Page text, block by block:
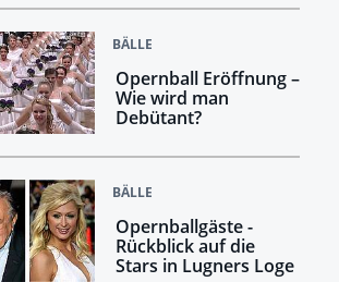
BÄLLE
Opernball Eröffnung –
Wie wird man
Debütant?
BÄLLE
Opernballgäste -
Rückblick auf die
Stars in Lugners Loge